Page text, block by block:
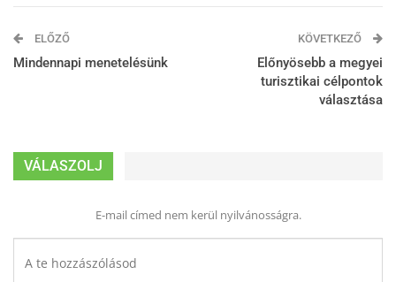
ELŐZŐ
Mindennapi menetelésünk
KÖVETKEZŐ
Előnyösebb a megyei
turisztikai célpontok
választása
VÁLASZOLJ
E-mail címed nem kerül nyilvánosságra.